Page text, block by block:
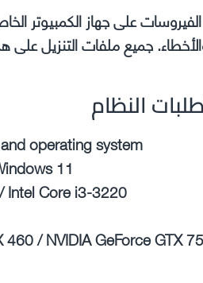
على جهاز الكمبيوتر
النظام
operating system
11
Intel Core i3-3220
/ NVIDIA GeForce GTX